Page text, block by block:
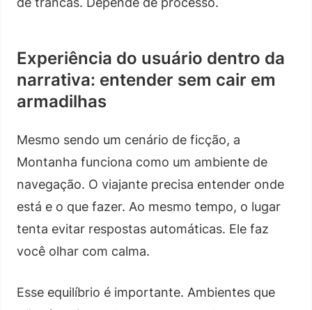
Experiência do usuário dentro da
narrativa: entender sem cair em
armadilhas
Mesmo sendo um cenário de ficção, a
Montanha funciona como um ambiente de
navegação. O viajante precisa entender onde
está e o que fazer. Ao mesmo tempo, o lugar
tenta evitar respostas automáticas. Ele faz
você olhar com calma.
Esse equilíbrio é importante. Ambientes que